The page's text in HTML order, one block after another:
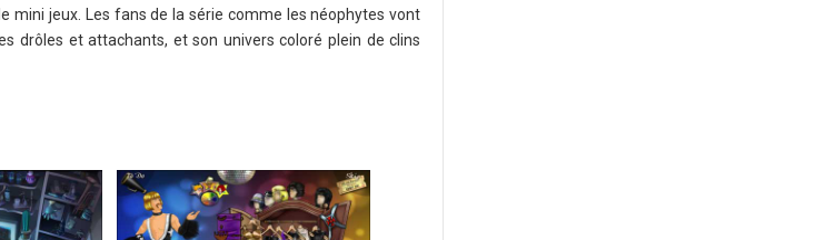
mini jeux. Les fans de la série comme les néophytes vont
drôles et attachants, et son univers coloré plein de clins